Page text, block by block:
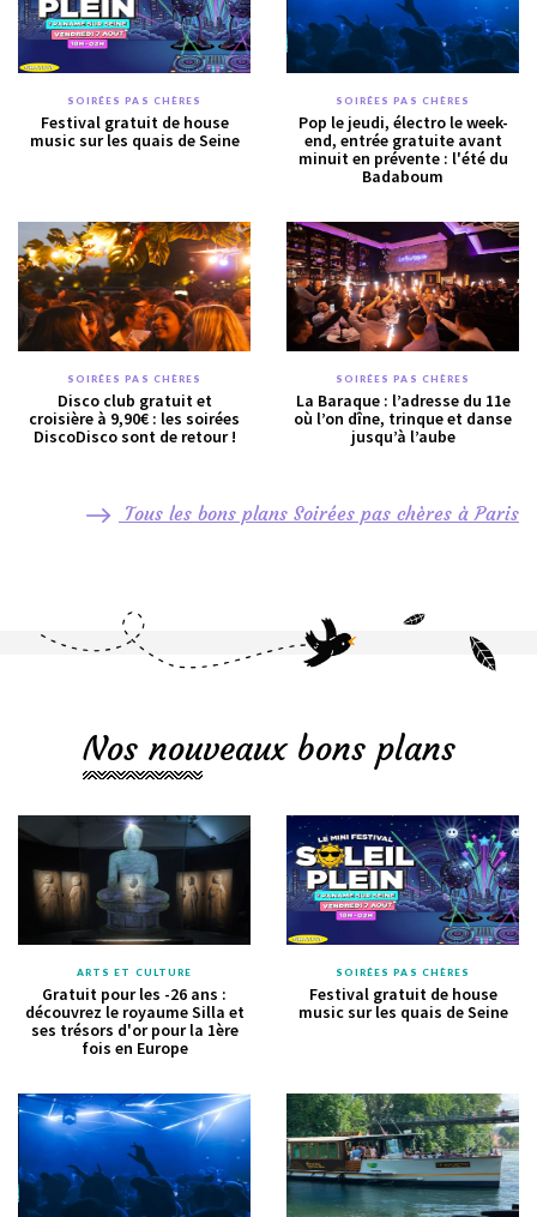
SOIRÉES PAS CHÈRES
Festival gratuit de house
music sur les quais de Seine
SOIRÉES PAS CHÈRES
Pop le jeudi, électro le week-
end, entrée gratuite avant
minuit en prévente : l'été du
Badaboum
SOIRÉES PAS CHÈRES
Disco club gratuit et
croisière à 9,90€ : les soirées
DiscoDisco sont de retour !
SOIRÉES PAS CHÈRES
La Baraque : l’adresse du 11e
où l’on dîne, trinque et danse
jusqu’à l’aube
Tous les bons plans Soirées pas chères à Paris
Nos nouveaux bons plans
ARTS ET CULTURE
Gratuit pour les -26 ans :
découvrez le royaume Silla et
ses trésors d'or pour la 1ère
fois en Europe
SOIRÉES PAS CHÈRES
Festival gratuit de house
music sur les quais de Seine